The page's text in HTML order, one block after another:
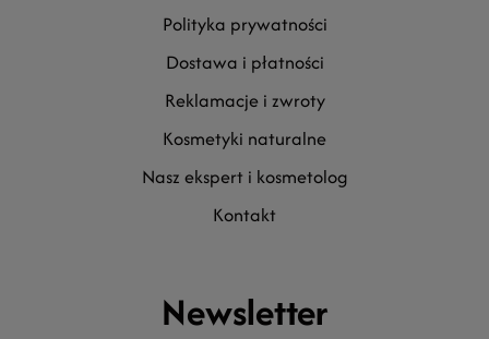
polityka prywatności
dostawa i płatności
reklamacje i zwroty
kosmetyki naturalne
nasz ekspert i kosmetolog
kontakt
Newsletter